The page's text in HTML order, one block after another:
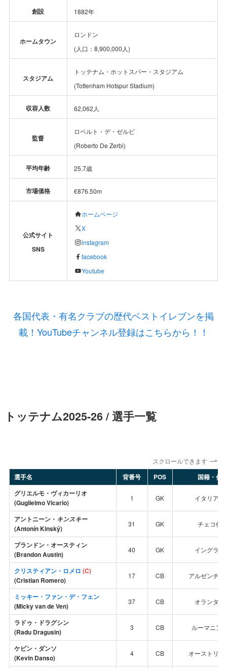
創設 1882年
ホームタウン
ロンドン
(人口：8,900,000人)
スタジアム
トッテナム・ホットスパー・スタジアム
(Tottenham Hotspur Stadium)
収容人数 62,062人
監督
ロベルト・デ・ゼルビ
(Roberto De Zerbi)
平均年齢 25.7歳
市場価格 €876.50m
公式サイト
SNS
ホームページ
X
instagram
facebook
Youtube
各国代表・有名クラブの歴代ベストイレブンを掲
載！YouTubeチャンネル登録はこちらから！！
トッテナム2025-26 / 選手一覧
スクロールできます
選手名 背番号 POS
国籍・代
グリエルモ・ヴィカーリオ
(Guglielmo Vicario)
1 GK イタリア代
アントニーン・ キンスキー
(Antonín Kinský)
31 GK チェコ代
ブランドン・オースティン
(Brandon Austin)
40 GK イングラン
クリスティアン・ロメロ (C)
(Cristian Romero)
17 CB アルゼンチン
ミッキー・ファン・デ・フェン
(Micky van de Ven)
37 CB オランダ代
ラドゥ・ドラグシン
(Radu Dragusin)
3 CB ルーマニア
ケビン・ダンソ
(Kevin Danso)
4 CB オーストリア